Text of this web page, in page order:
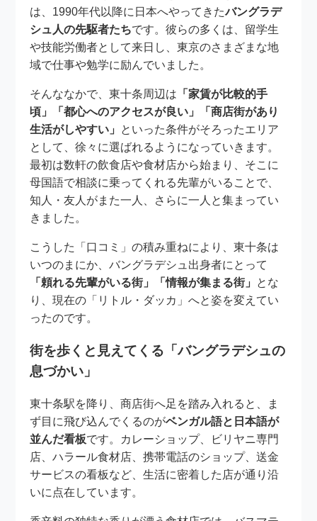
は、1990年代以降に日本へやってきたバングラデ
シュ人の先駆者たちです。彼らの多くは、留学生
や技能労働者として来日し、東京のさまざまな地
域で仕事や勉学に励んでいました。
そんななかで、東十条周辺は 「家賃が比較的手
頃」「都心へのアクセスが良い」「商店街があり
生活がしやすい」 といった条件がそろったエリア
として、徐々に選ばれるようになっていきます。
最初は数軒の飲食店や食材店から始まり、そこに
母国語で相談に乗ってくれる先輩がいることで、
知人・友人がまた一人、さらに一人と集まってい
きました。
こうした「口コミ」の積み重ねにより、東十条は
いつのまにか、バングラデシュ出身者にとって
「頼れる先輩がいる街」「情報が集まる街」 とな
り、現在の「リトル・ダッカ」へと姿を変えてい
ったのです。
街を歩くと見えてくる「バングラデシュの
息づかい」
東十条駅を降り、商店街へ足を踏み入れると、ま
ず目に飛び込んでくるのがベンガル語と日本語が
並んだ看板です。カレーショップ、ビリヤニ専門
店、ハラール食材店、携帯電話のショップ、送金
サービスの看板など、生活に密着した店が通り沿
いに点在しています。